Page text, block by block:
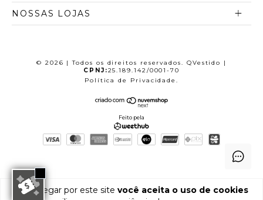
Ao navegar por este site você aceita o uso de cookies
NOSSAS LOJAS
© 2026 | Todos os direitos reservados. QVestido |
CPNJ:25.189.142/0001-70
Política de Privacidade.
Feito pela